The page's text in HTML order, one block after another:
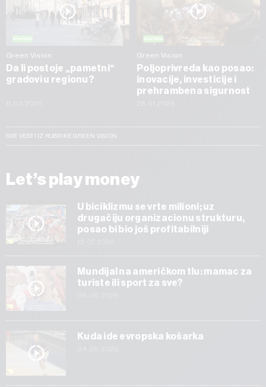
Green Vision
Da li postoje „pametni“
gradovi u regionu?
Green Vision
Poljoprivreda kao posao:
inovacije, investicije i
prehrambena sigurnost
SVE VESTI IZ RUBRIKE GREEN VISION
Let’s play money
U biciklizmu se vrte milioni; uz
drugačiju organizacionu strukturu,
posao bi bio još profitabilniji
Mundijal na američkom tlu: mamac za
turiste ili sport za sve?
Kuda ide evropska košarka